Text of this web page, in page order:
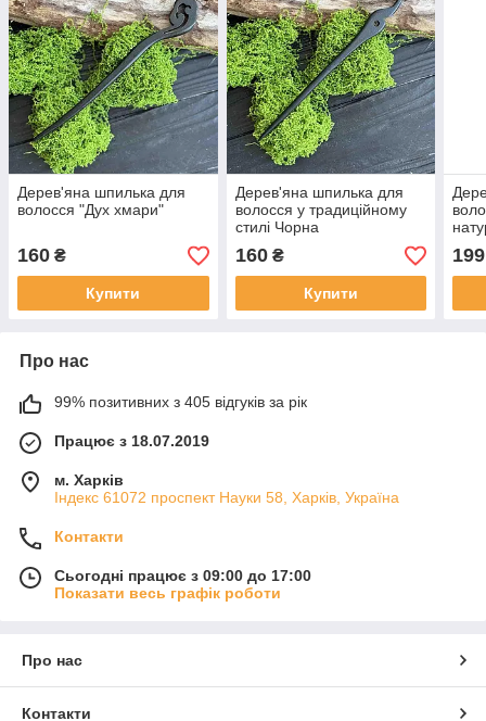
Дерев'яна шпилька для
волосся "Дух хмари"
160 ₴
Купити
Дерев'яна шпилька для
волосся у традиційному
стилі Чорна
160₴
Купити
199
Про нас
99% позитивних з 405 відгуків за рік
Працює з 18.07.2019
м. Харків
Індекс 61072 проспект Науки 58, Харків, Україна
Контакти
Сьогодні працює з 09:00 до 17:00
Показати весь графік роботи
Про нас
Контакти